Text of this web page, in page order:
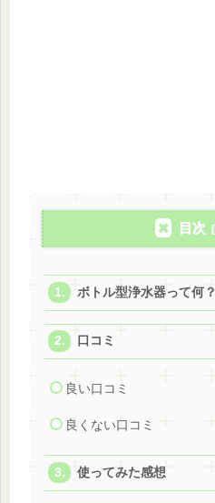
目次
ボトル型浄水器って何？
口コミ
良い口コミ
良くない口コミ
使ってみた感想